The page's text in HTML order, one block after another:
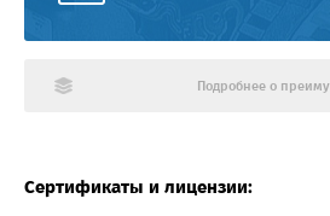
Подробнее о
Сертификаты и лицензии: